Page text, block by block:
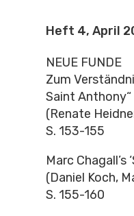
Heft 4, April
NEUE FUNDE
Zum
Saint Anthony“
(Renate
S. 153-155
Marc
(Daniel Koch,
S. 155-160